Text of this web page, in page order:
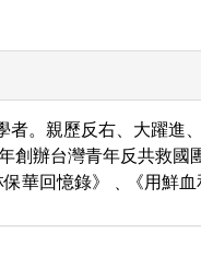
者。親歷反右、大躍進
創辦台灣青年反共救國
華回憶錄》﹑《用鮮